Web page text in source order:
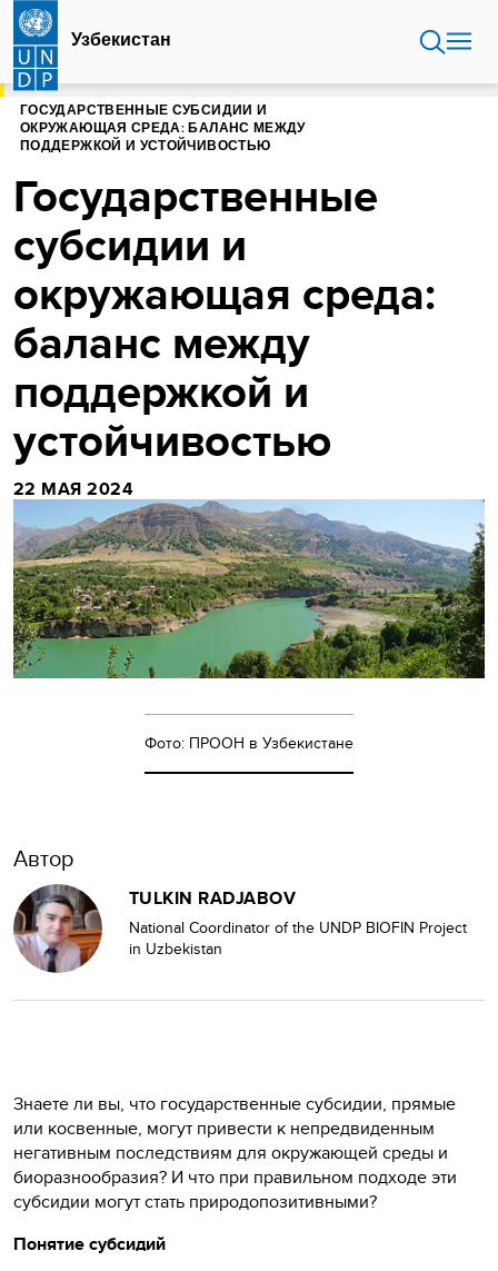
Перейти
основному
содержанию
Узбекистан
ГЛАВНАЯ
ГОСУДАРСТВЕННЫЕ СУБСИДИИ И
ОКРУЖАЮЩАЯ СРЕДА: БАЛАНС МЕЖДУ
ПОДДЕРЖКОЙ И УСТОЙЧИВОСТЬЮ
Государственные
субсидии и
окружающая среда:
баланс между
поддержкой и
устойчивостью
22 МАЯ 2024
Фото: ПРООН в Узбекистане
Автор
TULKIN RADJABOV
National Coordinator of the UNDP BIOFIN Project
in Uzbekistan
Знаете ли вы, что государственные субсидии, прямые
или косвенные, могут привести к непредвиденным
негативным последствиям для окружающей среды и
биоразнообразия? И что при правильном подходе эти
субсидии могут стать природопозитивными?
Понятие субсидий